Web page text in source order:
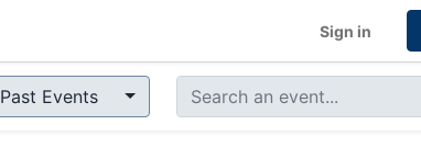
Sign in
Past Events